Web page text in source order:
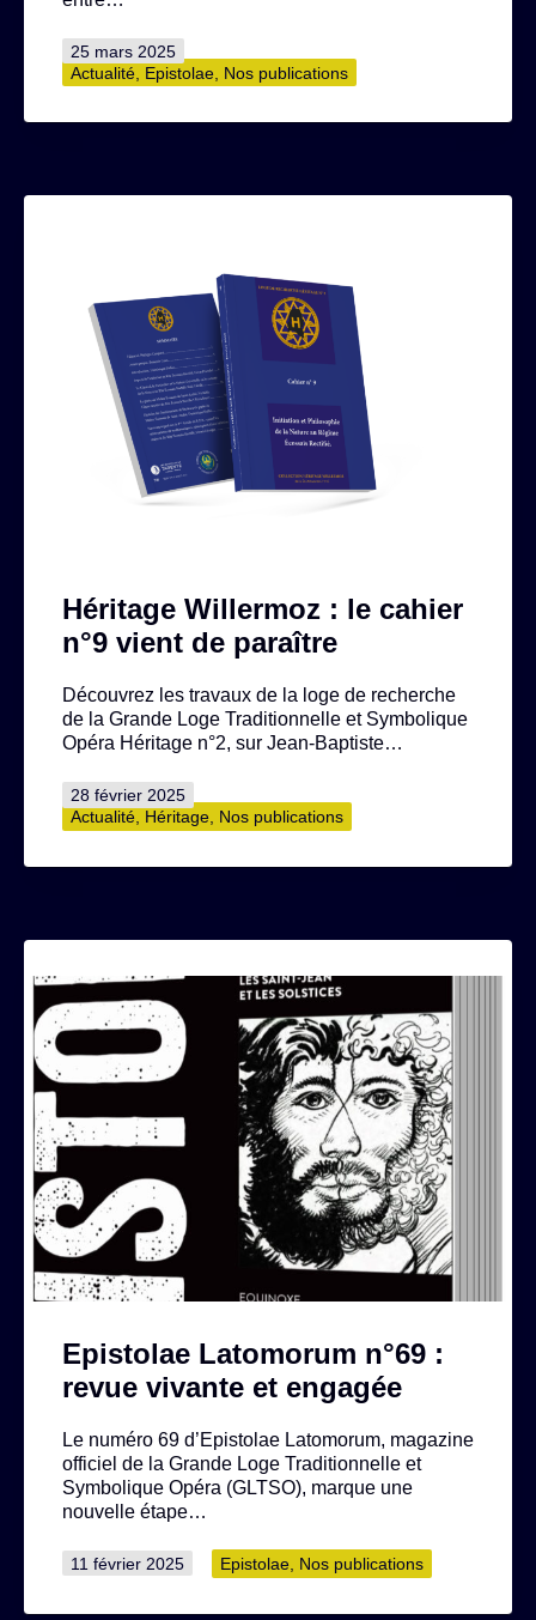
Publié
le
25 mars 2025
Catégorisé
comme
Actualité Epistolae Nos publications
Héritage Willermoz : le cahier
n°9 vient de paraître
Découvrez les travaux de la loge de recherche
de la Grande Loge Traditionnelle et Symbolique
Opéra Héritage n°2, sur Jean-Baptiste…
Publié
le
28 février 2025
Catégorisé
comme
Actualité Héritage Nos publications
Epistolae Latomorum n°69 :
revue vivante et engagée
Le numéro 69 d’Epistolae Latomorum, magazine
officiel de la Grande Loge Traditionnelle et
Symbolique Opéra (GLTSO), marque une
nouvelle étape…
Publié
le
11 février 2025
Catégorisé
comme
Epistolae Nos publications